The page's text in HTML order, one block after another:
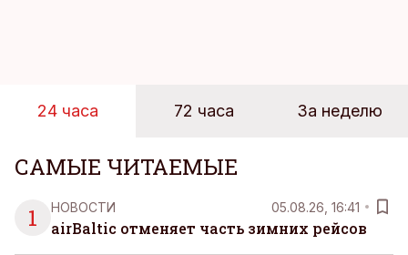
24 часа 72 часа За неделю
САМЫЕ ЧИТАЕМЫЕ
1
НОВОСТИ 05.08.26, 16:41
airBaltic отменяет часть зимних рейсов